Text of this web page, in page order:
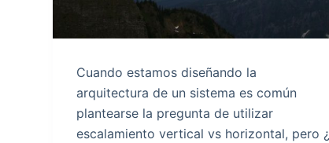
Cuando estamos diseñando la
arquitectura de un sistema es común
plantearse la pregunta de utilizar
escalamiento vertical vs horizontal, pero ¿